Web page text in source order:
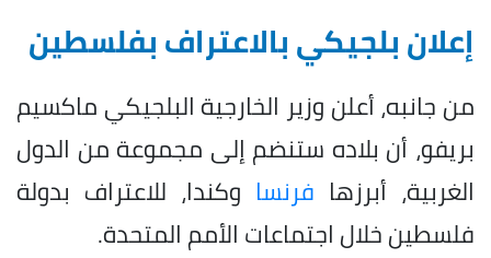
إعلان بلجيكي بالاعتراف بفلسطين
من جانبه، أعلن وزير الخارجية البلجيكي ماكسيم
بريفو، أن بلاده ستنضم إلى مجموعة من الدول
الغربية، أبرزها فرنسا وكندا، للاعتراف بدولة
فلسطين خلال اجتماعات الأمم المتحدة.